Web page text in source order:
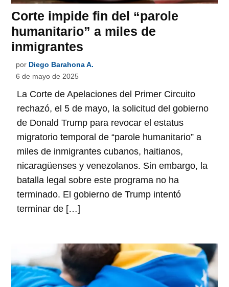
Corte impide fin del “parole
humanitario” a miles de
inmigrantes
por Diego Barahona A.
6 de mayo de 2025
La Corte de Apelaciones del Primer Circuito
rechazó, el 5 de mayo, la solicitud del gobierno
de Donald Trump para revocar el estatus
migratorio temporal de “parole humanitario” a
miles de inmigrantes cubanos, haitianos,
nicaragüenses y venezolanos. Sin embargo, la
batalla legal sobre este programa no ha
terminado. El gobierno de Trump intentó
terminar de […]